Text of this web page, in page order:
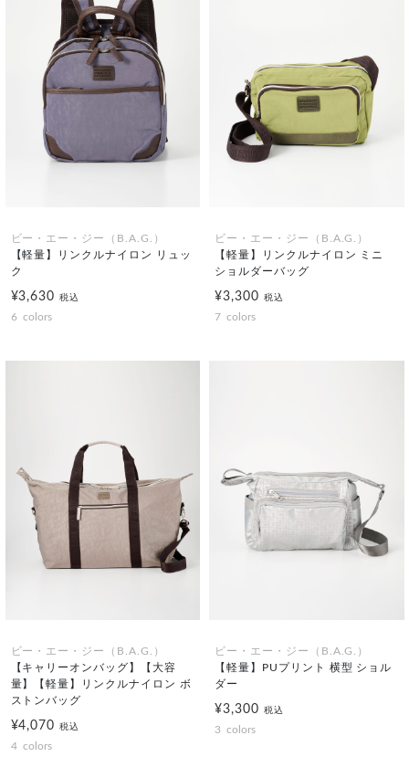
ビー・エー・ジー（B.A.G.）
【軽量】リンクルナイロン リュッ
ク
¥3,630税込
6 colors
ビー・エー・ジー（B.A.G.）
【軽量】リンクルナイロン ミニ
ショルダーバッグ
¥3,300 税込
7 colors
ビー・エー・ジー（B.A.G.）
【キャリーオンバッグ】【大容
量】【軽量】リンクルナイロン ボ
ストンバッグ
¥4,070税込
4 colors
ビー・エー・ジー（B.A.G.）
【軽量】PUプリント 横型 ショル
ダー
¥3,300 税込
3 colors